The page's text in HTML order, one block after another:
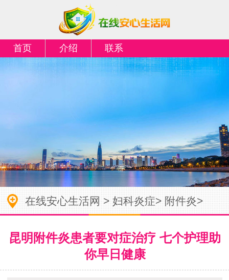
首页 介绍 联系
在线安心生活网>妇科炎症>附件炎>
昆明附件炎患者要对症治疗 七个护理助
你早日健康